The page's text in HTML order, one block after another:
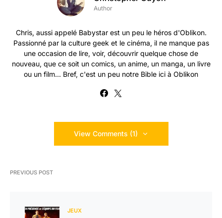
Author
Chris, aussi appelé Babystar est un peu le héros d'Oblikon.
Passionné par la culture geek et le cinéma, il ne manque pas
une occasion de lire, voir, découvrir quelque chose de
nouveau, que ce soit un comics, un anime, un manga, un livre
ou un film... Bref, c'est un peu notre Bible ici à Oblikon
View Comments (1)
PREVIOUS POST
JEUX